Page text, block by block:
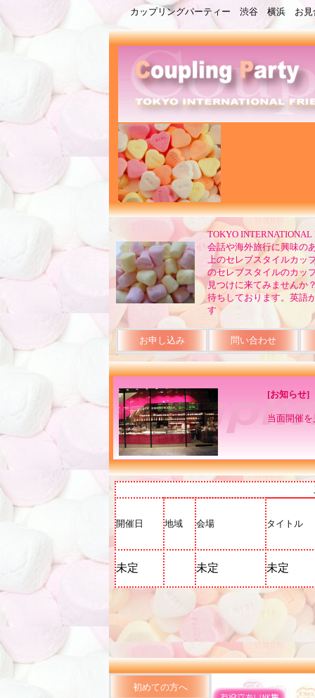
カップリングパーティー 渋谷 横浜 お見
TOKYO
会話や海外旅行に興味の
上のセレブスタイルカッ
のセレブスタイルのカッ
見つけに来てみませんか
待ちしております。英語
す
お申し込み 問い合わせ
初めての方へ